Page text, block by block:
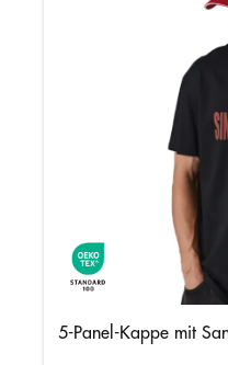
5-Panel-Kappe mit